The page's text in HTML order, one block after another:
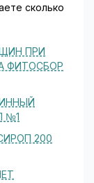
сколько
ПРИ
ФИТОСБОР
№1
200